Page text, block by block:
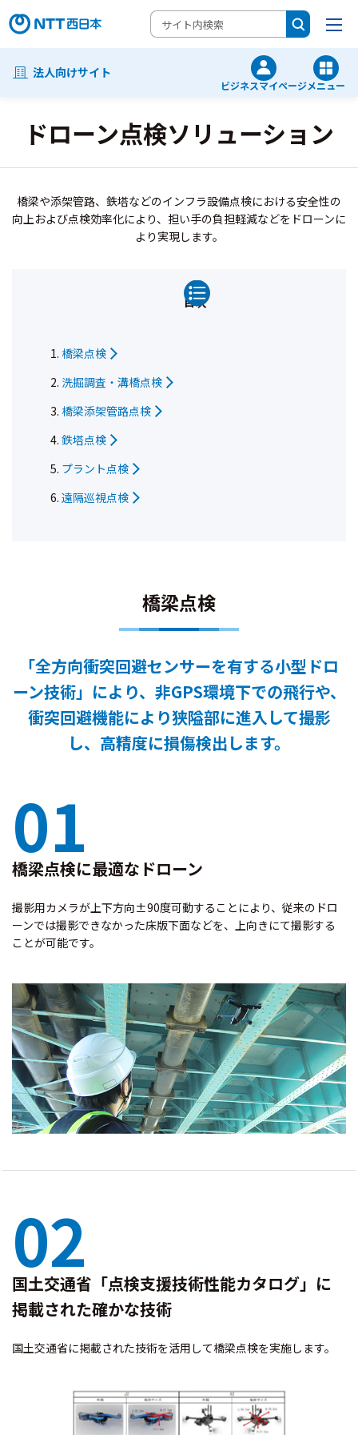
法人向けサイト
ビジネスマイページメニュー
ドローン点検ソリューション
橋梁や添架管路、鉄塔などのインフラ設備点検における安全性の
向上および点検効率化により、担い手の負担軽減などをドローンに
より実現します。
目次
橋梁点検
洗掘調査・溝橋点検
橋梁添架管路点検
鉄塔点検
プラント点検
遠隔巡視点検
橋梁点検
「全方向衝突回避センサーを有する小型ドロ
ーン技術」により、非GPS環境下での飛行や、
衝突回避機能により狭隘部に進入して撮影
し、高精度に損傷検出します。
01
橋梁点検に最適なドローン
撮影用カメラが上下方向±90度可動することにより、従来のドロ
ーンでは撮影できなかった床版下面などを、上向きにて撮影する
ことが可能です。
02
国土交通省「点検支援技術性能カタログ」に
掲載された確かな技術
国土交通省に掲載された技術を活用して橋梁点検を実施します。